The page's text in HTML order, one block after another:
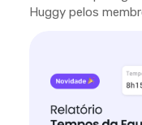
Huggy pelos